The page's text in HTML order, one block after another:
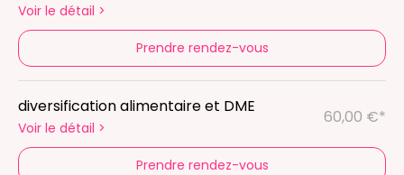
Voir le détail >
Prendre rendez-vous
diversification alimentaire et DME
Voir le détail >
60,00 €*
Prendre rendez-vous